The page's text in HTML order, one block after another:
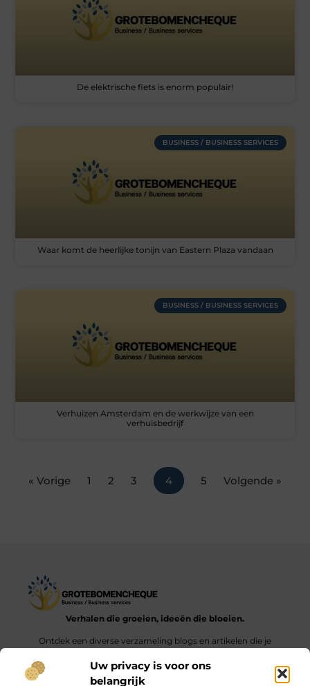
Uw privacy is voor ons
belangrijk
De elektrische fiets is enorm populair!
BUSINESS / BUSINESS SERVICES
Waar komt de heerlijke tonijn van Eastern Plaza vandaan
BUSINESS / BUSINESS SERVICES
Verhuizen Amsterdam en de werkwijze van een
verhuisbedrijf
« Vorige 1 2 3 4 5 Volgende »
Verhalen die groeien, ideeën die bloeien.
Ontdek een diverse verzameling blogs en artikelen die je
dagelijks leven.